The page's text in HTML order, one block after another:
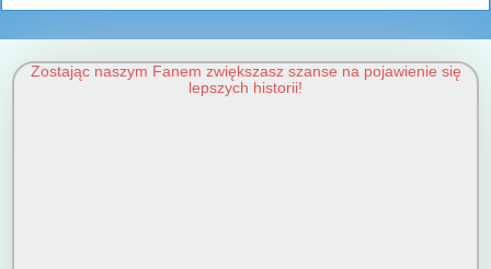
Zostając naszym Fanem zwiększasz szanse na pojawienie się
lepszych historii!